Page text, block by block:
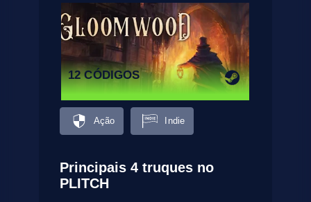
12 CÓDIGOS
Ação Indie
Principais 4 truques no
PLITCH